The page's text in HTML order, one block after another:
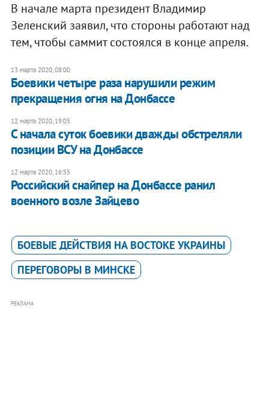
В начале марта президент Владимир
Зеленский заявил, что стороны работают над
тем, чтобы саммит состоялся в конце апреля.
13 марта 2020, 08:00
Боевики четыре раза нарушили режим
прекращения огня на Донбассе
12 марта 2020, 19:05
С начала суток боевики дважды обстреляли
позиции ВСУ на Донбассе
12 марта 2020, 16:55
Российский снайпер на Донбассе ранил
военного возле Зайцево
БОЕВЫЕ ДЕЙСТВИЯ НА ВОСТОКЕ УКРАИНЫ
ПЕРЕГОВОРЫ В МИНСКЕ
РЕКЛАМА